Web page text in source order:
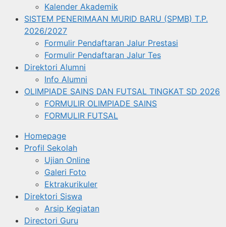
Kalender Akademik
SISTEM PENERIMAAN MURID BARU (SPMB) T.P.
2026/2027
Formulir Pendaftaran Jalur Prestasi
Formulir Pendaftaran Jalur Tes
Direktori Alumni
Info Alumni
OLIMPIADE SAINS DAN FUTSAL TINGKAT SD 2026
FORMULIR OLIMPIADE SAINS
FORMULIR FUTSAL
Homepage
Profil Sekolah
Ujian Online
Galeri Foto
Ektrakurikuler
Direktori Siswa
Arsip Kegiatan
Directori Guru